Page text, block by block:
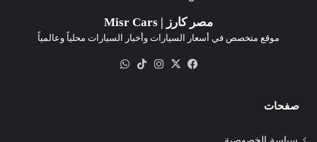
مصر كارز | Misr Cars
موقع متخصص في أسعار السيارات وأخبار السيارات محلياً وعالمياً
فيسبوك
‫X انستقرام‫TikTok
صفحات